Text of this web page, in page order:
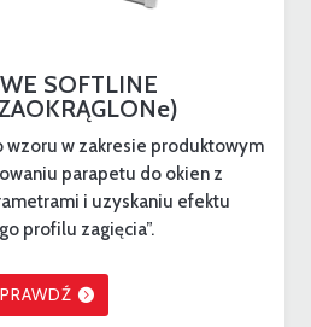
SOFTLINE
wzoru w zakresie produktowym
parapetu do okien z
i uzyskaniu efektu
profilu zagięcia”.